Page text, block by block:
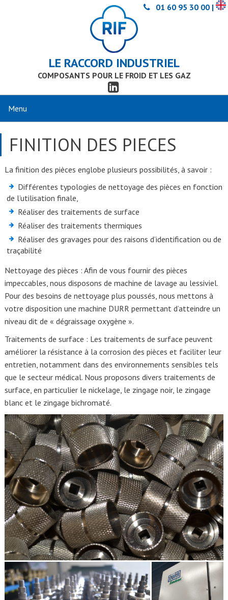
01 60 95 30 00 |
LE RACCORD INDUSTRIEL
COMPOSANTS POUR LE FROID ET LES GAZ
FINITION DES PIECES
La finition des pièces englobe plusieurs possibilités, à savoir :
Différentes typologies de nettoyage des pièces en fonction
de l’utilisation finale,
Réaliser des traitements de surface
Réaliser des traitements thermiques
Réaliser des gravages pour des raisons d’identification ou de
traçabilité
Nettoyage des pièces : Afin de vous fournir des pièces
impeccables, nous disposons de machine de lavage au lessiviel.
Pour des besoins de nettoyage plus poussés, nous mettons à
votre disposition une machine DURR permettant d’atteindre un
niveau dit de « dégraissage oxygène ».
Traitements de surface : Les traitements de surface peuvent
améliorer la résistance à la corrosion des pièces et faciliter leur
entretien, notamment dans des environnements sensibles tels
que le secteur médical. Nous proposons divers traitements de
surface, en particulier le nickelage, le zingage noir, le zingage
blanc et le zingage bichromaté.